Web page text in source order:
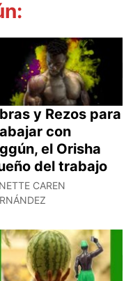
y Rezos para
con
el Orisha
del trabajo
CAREN